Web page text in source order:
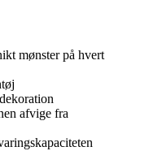
mønster på hvert
afvige fra